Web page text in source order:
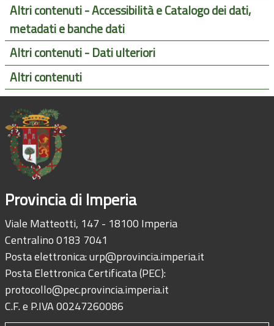
Altri contenuti - Accessibilità e Catalogo dei dati,
metadati e banche dati
Altri contenuti - Dati ulteriori
Altri contenuti
Provincia di Imperia
Viale Matteotti, 147 - 18100 Imperia
Centralino 0183 7041
Posta elettronica:urp@provincia.imperia.it
Posta Elettronica Certificata (PEC):
protocollo@pec.provincia.imperia.it
C.F. e P.IVA 00247260086